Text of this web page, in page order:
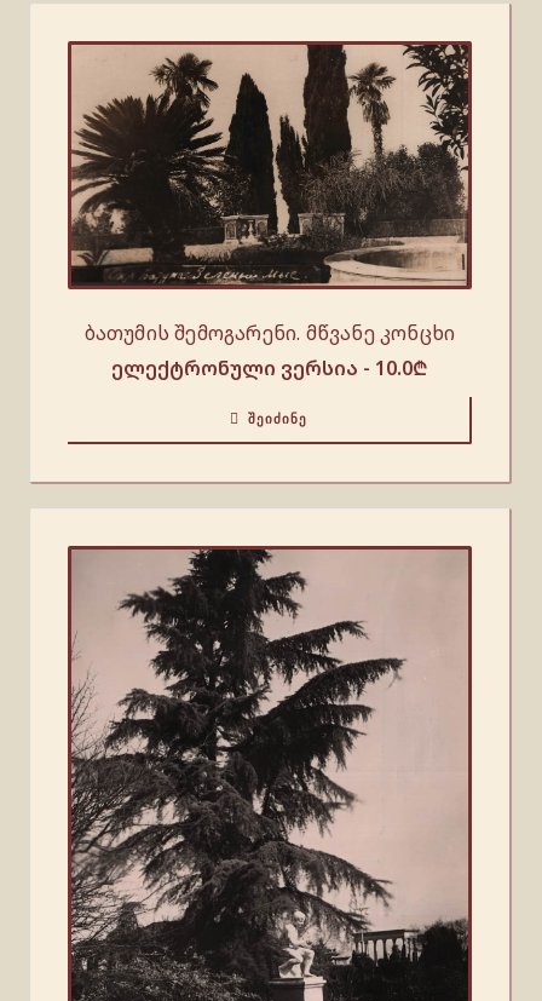
ბათუმის შემოგარენი. მწვანე კონცხი
ელექტრონული ვერსია - 10.0₾
ᲨᲔᲘᲫᲘᲜᲔ